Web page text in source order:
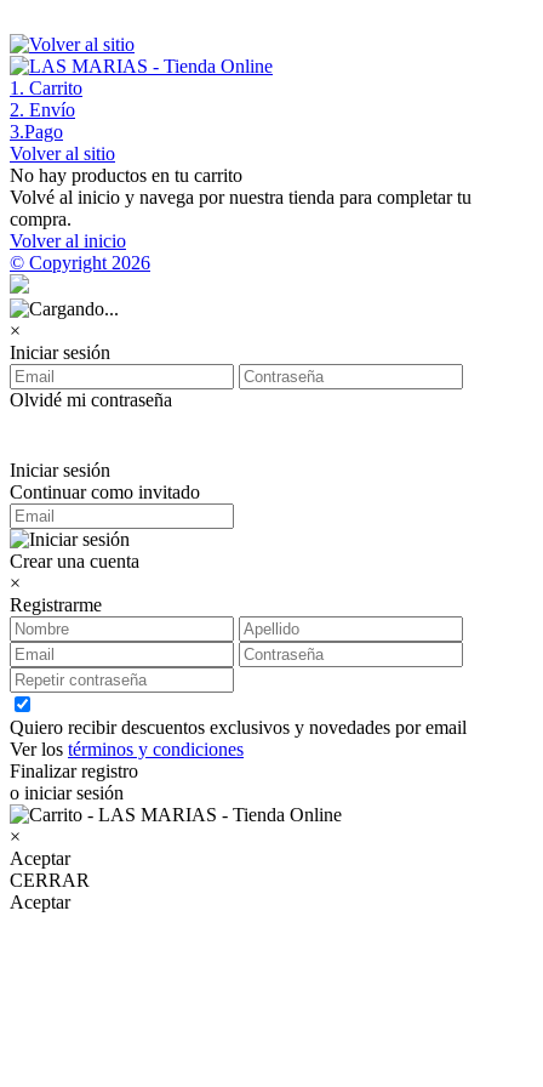
1 . Carrito
2. Envío
3.Pago
Volver al sitio
No hay productos en tu carrito
Volvé al inicio y navega por nuestra tienda para completar tu
compra.
Volver al inicio
© Copyright 2026
×
Iniciar sesión
Olvidé mi contraseña
Iniciar sesión
Continuar como invitado
Crear una cuenta
×
Registrarme
Quiero recibir descuentos exclusivos y novedades por email
Ver los términos y condiciones
Finalizar registro
o iniciar sesión
×
Aceptar
CERRAR
Aceptar